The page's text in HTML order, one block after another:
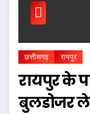
छत्तीसगढ़ रायपुर
रायपुर के
बुलडोजर